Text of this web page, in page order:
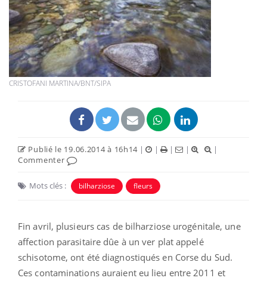
CRISTOFANI MARTINA/BNT/SIPA
Publié le 19.06.2014 à 16h14 | | | |
|
Commenter
Mots clés : bilharziose fleurs
Fin avril, plusieurs cas de bilharziose urogénitale, une
affection parasitaire dûe à un ver plat appelé
schisotome, ont été diagnostiqués en Corse du Sud.
Ces contaminations auraient eu lieu entre 2011 et